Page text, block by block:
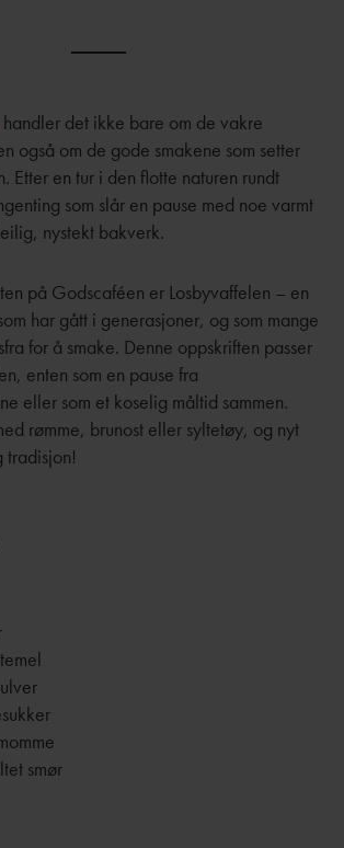
handler det ikke bare om de vakre
også om de gode smakene som setter
Etter en tur i den flotte naturen rundt
som slår en pause med noe varmt
nystekt bakverk.
på Godscaféen er Losbyvaffelen – en
har gått i generasjoner, og som mange
for å smake. Denne oppskriften passer
enten som en pause fra
eller som et koselig måltid sammen.
rømme, brunost eller syltetøy, og nyt
tradisjon!
smør